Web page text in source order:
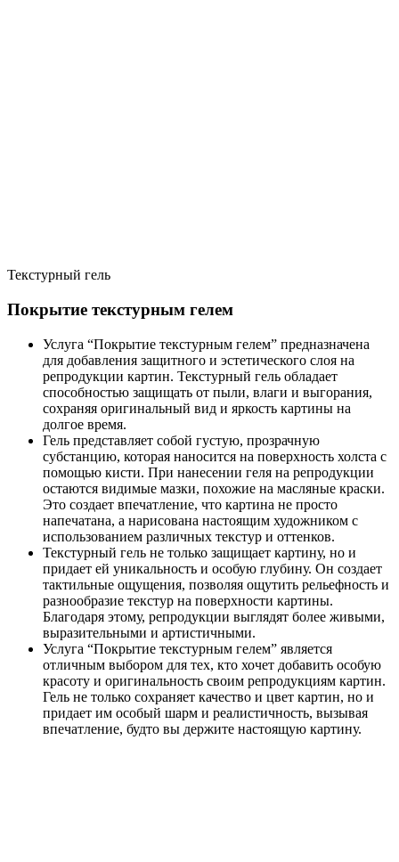
Текстурный гель
Покрытие текстурным гелем
Услуга “Покрытие текстурным гелем” предназначена
для добавления защитного и эстетического слоя на
репродукции картин. Текстурный гель обладает
способностью защищать от пыли, влаги и выгорания,
сохраняя оригинальный вид и яркость картины на
долгое время.
Гель представляет собой густую, прозрачную
субстанцию, которая наносится на поверхность холста с
помощью кисти. При нанесении геля на репродукции
остаются видимые мазки, похожие на масляные краски.
Это создает впечатление, что картина не просто
напечатана, а нарисована настоящим художником с
использованием различных текстур и оттенков.
Текстурный гель не только защищает картину, но и
придает ей уникальность и особую глубину. Он создает
тактильные ощущения, позволяя ощутить рельефность и
разнообразие текстур на поверхности картины.
Благодаря этому, репродукции выглядят более живыми,
выразительными и артистичными.
Услуга “Покрытие текстурным гелем” является
отличным выбором для тех, кто хочет добавить особую
красоту и оригинальность своим репродукциям картин.
Гель не только сохраняет качество и цвет картин, но и
придает им особый шарм и реалистичность, вызывая
впечатление, будто вы держите настоящую картину.